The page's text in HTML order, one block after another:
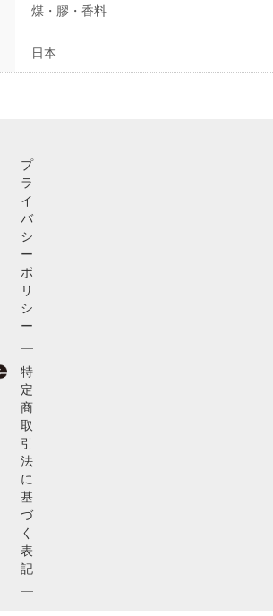
煤・膠・香料
日本
プ
ラ
イ
バ
シ
ー
ポ
リ
シ
ー
特
定
商
取
引
法
に
基
づ
く
表
記